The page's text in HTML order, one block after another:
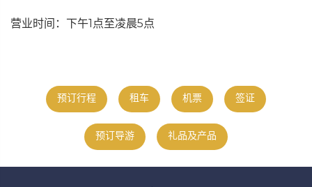
营业时间：下午1点至凌晨5点
预订行程 租车 机票 签证
预订导游 礼品及产品